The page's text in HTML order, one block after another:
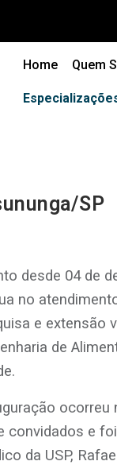
Aberta
Home Quem
SP
desde 04 de
no
e extensão
de
convidados e
da USP,